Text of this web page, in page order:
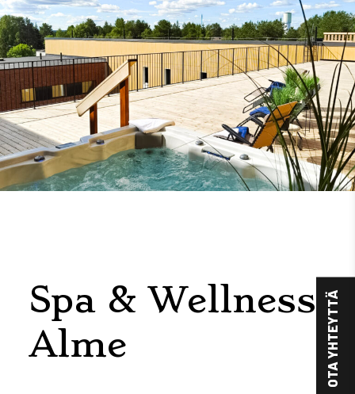
Spa & Wellness
Alme
OTA YHTEYTTÄ